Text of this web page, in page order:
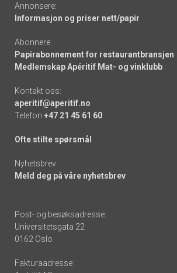
Annonsere:
Informasjon og priser nett/papir
Abonnere:
Papirabonnement for restaurantbransjen
Medlemskap Apéritif Mat- og vinklubb
Kontakt oss:
aperitif@aperitif.no
Telefon +47 21 45 61 60
Ofte stilte spørsmål
Nyhetsbrev:
Meld deg på våre nyhetsbrev
Post- og besøksadresse:
Universitetsgata 22
0162 Oslo
Fakturaadresse: